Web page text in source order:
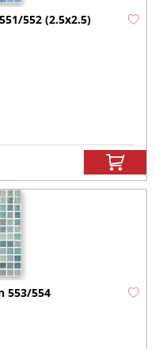
552 (2.5х2.5)
553/554